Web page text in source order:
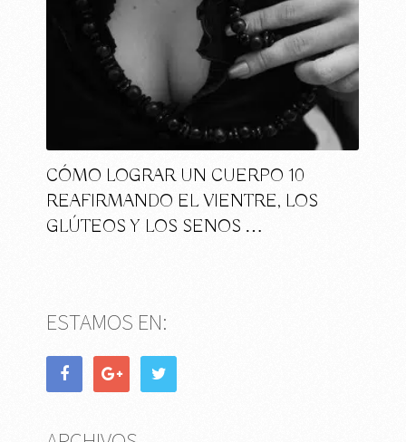
CÓMO LOGRAR UN CUERPO 10
REAFIRMANDO EL VIENTRE, LOS
GLÚTEOS Y LOS SENOS …
ESTAMOS EN: